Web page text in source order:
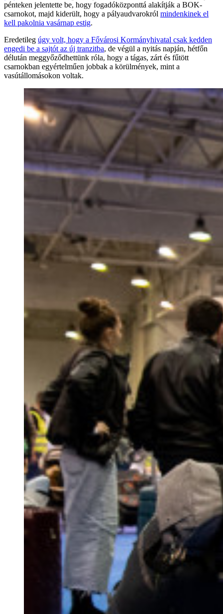
pénteken jelentette be, hogy fogadóközponttá alakítják a BOK-
csarnokot, majd kiderült, hogy a pályaudvarokról mindenkinek el
kell pakolnia vasárnap estig.
Eredetileg úgy volt, hogy a Fővárosi Kormányhivatal csak kedden
engedi be a sajtót az új tranzitba, de végül a nyitás napján, hétfőn
délután meggyőződhettünk róla, hogy a tágas, zárt és fűtött
csarnokban egyértelműen jobbak a körülmények, mint a
vasútállomásokon voltak.